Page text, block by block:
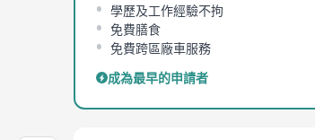
學歷及工作經驗不拘
免費膳食
免費跨區廠車服務
成為最早的申請者